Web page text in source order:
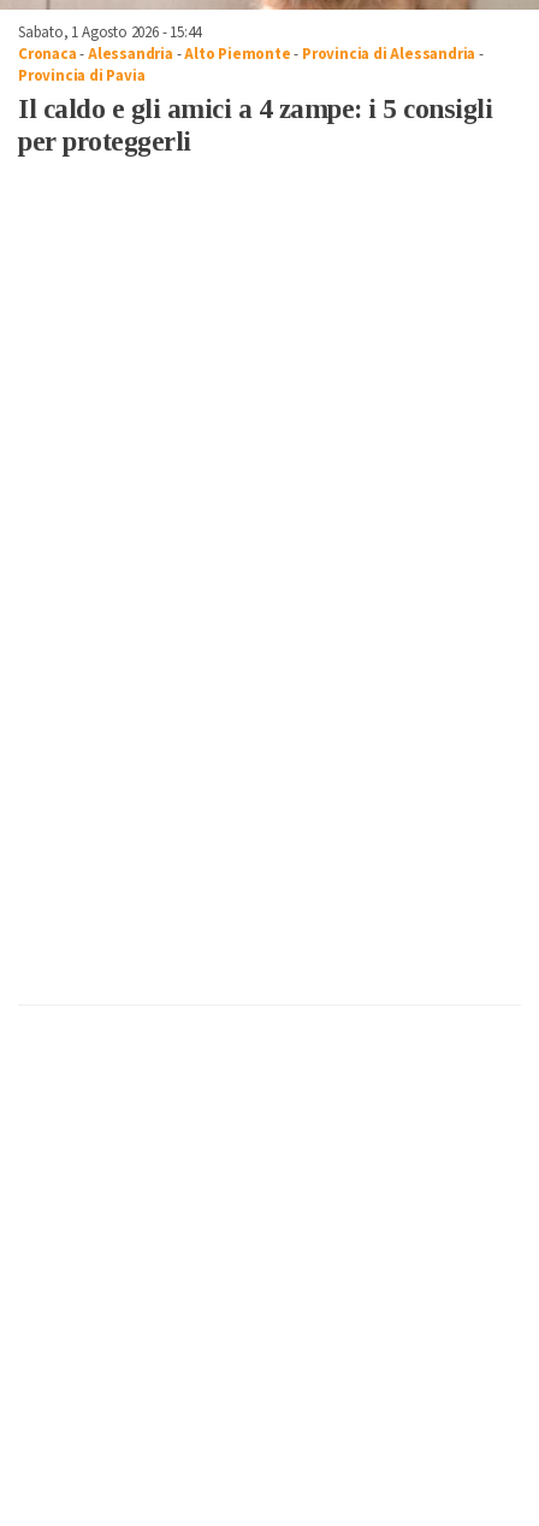
Sabato, 1 Agosto 2026 - 15:44
Cronaca-Alessandria -Alto Piemonte- Provincia di Alessandria -
Provincia di Pavia
Il caldo e gli amici a 4 zampe: i 5 consigli
per proteggerli